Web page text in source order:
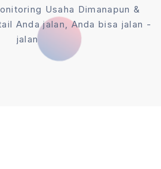
Usaha Dimanapun &
Anda jalan, Anda bisa jalan -
jalan